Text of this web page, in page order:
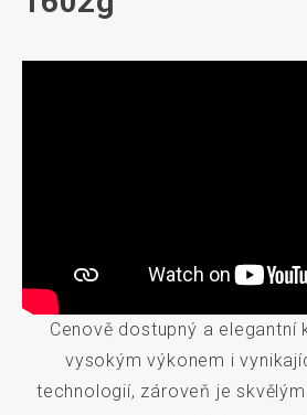
Cenově dostupný a elegantní
vysokým výkonem i
technologií, zároveň je